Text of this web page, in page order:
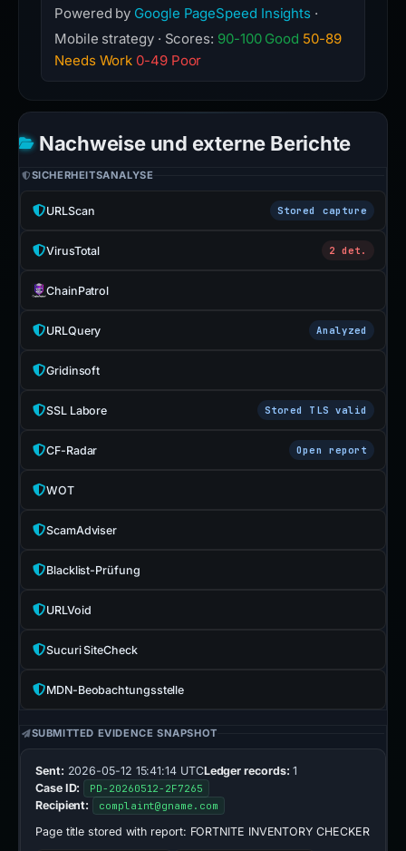
Powered by Google PageSpeed Insights ·
Mobile strategy · Scores: 90-100 Good 50-89
Needs Work 0-49 Poor
Nachweise und externe Berichte
SICHERHEITSANALYSE
URLScan Stored capture
VirusTotal 2 det.
ChainPatrol
URLQuery Analyzed
Gridinsoft
SSL Labore Stored TLS valid
CF-Radar Open report
WOT
ScamAdviser
Blacklist-Prüfung
URLVoid
Sucuri SiteCheck
MDN-Beobachtungsstelle
SUBMITTED EVIDENCE SNAPSHOT
Sent: 2026-05-12 15:41:14 UTCLedger records: 1
Case ID:
PD-20260512-2F7265
Recipient: complaint@gname.com
Page title stored with report: FORTNITE INVENTORY CHECKER